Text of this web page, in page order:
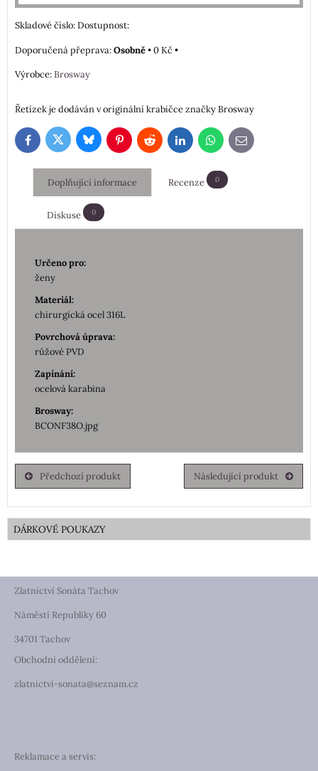
Skladové číslo:Dostupnost:
Osobně•0 Kč•
Výrobce:Brosway
Řetízek je dodáván v originální krabičce značky Brosway
FacebookTwitterBlueskyPinterestRedditLinkedInWhatsApp
E-
mail
Doplňující informace Recenze 0
Diskuse 0
Určeno pro:
ženy
Materiál:
chirurgická ocel 316L
Povrchová úprava:
růžové PVD
Zapínání:
ocelová karabina
Brosway:
BCONF38O.jpg
Předchozí produkt Následující produkt
DÁRKOVÉ POUKAZY
Zlatnictví Sonáta Tachov
Náměstí Republiky 60
34701 Tachov
Obchodní oddělení:
zlatnictvi-sonata@seznam.cz
Reklamace a servis: